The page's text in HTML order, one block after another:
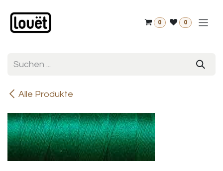
0 0
Alle Produkte